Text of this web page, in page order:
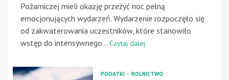
Pożarniczej mieli okazję przeżyć noc pełną
emocjonujących wydarzeń. Wydarzenie rozpoczęło się
od zakwaterowania uczestników, które stanowiło
wstęp do intensywnego... Czytaj dalej
PODATKI ROLNICTWO